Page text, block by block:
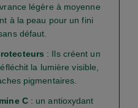
légère à moyenne
à la peau pour un fini
défaut.
: Ils créent un
la lumière visible,
pigmentaires.
C: un antioxydant